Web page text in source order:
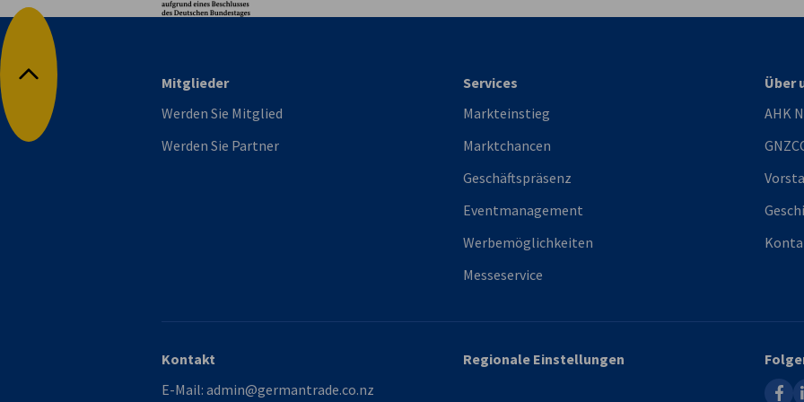
Nach oben
Mitglieder
Werden Sie Mitglied
Werden Sie Partner
Services
Markteinstieg
Marktchancen
Geschäftspräsenz
Eventmanagement
Werbemöglichkeiten
Messeservice
Über
AHK
Kontakt
E-Mail: admin@germantrade.co.nz
Regionale Einstellungen